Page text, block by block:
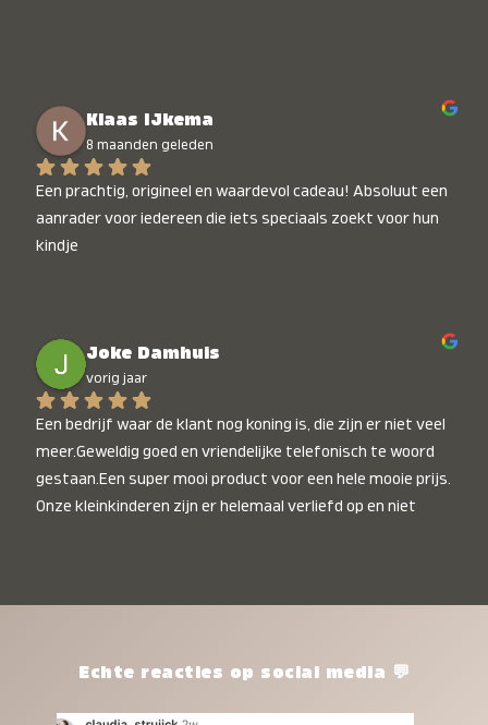
Klaas IJkema
8 maanden geleden
Een prachtig, origineel en waardevol cadeau! Absoluut een
aanrader voor iedereen die iets speciaals zoekt voor hun
kindje
Joke Damhuis
vorig jaar
Een bedrijf waar de klant nog koning is, die zijn er niet veel
meer.Geweldig goed en vriendelijke telefonisch te woord
gestaan.Een super mooi product voor een hele mooie prijs.
Onze kleinkinderen zijn er helemaal verliefd op en niet
het waard.Echte reacties op social media 💬